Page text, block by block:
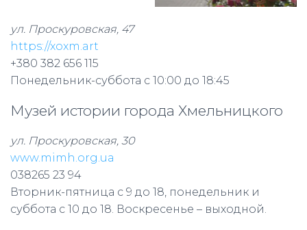
ул. Проскуровская, 47
https://xoxm.art
+380 382 656 115
Понедельник-суббота с 10:00 до 18:45
Музей истории города Хмельницкого
ул. Проскуровская, 30
www.mimh.org.ua
038265 23 94
Вторник-пятница с 9 до 18, понедельник и
суббота с 10 до 18. Воскресенье – выходной.